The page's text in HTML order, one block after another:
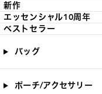
新作
エッセンシャル10周年
ベストセラー
バッグ
ポーチ/アクセサリー